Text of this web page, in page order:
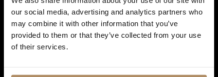
our social media, advertising and analytics partners who
may combine it with other information that you’ve
provided to them or that they’ve collected from your use
of their services.